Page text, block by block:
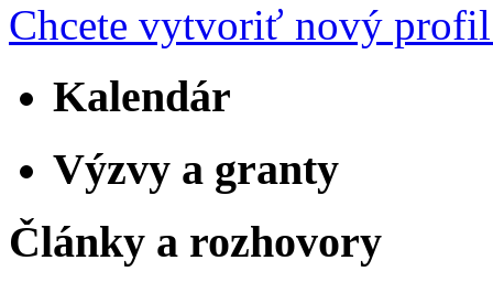
Chcete vytvoriť nový
Kalendár
Výzvy a granty
Články a rozhovory